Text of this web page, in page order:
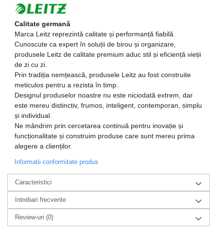
Audio
Boxe portabile
Tehnica si mobilier pentru birou
Laminatoare
Folii laminare
Accesorii mobilier
Ghilotine și Trimmere
Calculatoare de birou
Distrugatoare documente
Cosuri de gunoi pentru birou
Scaune, birouri si produse
ergonomice
accesorii
Calitate germană
Marca Leitz reprezintă calitate și performanță fiabilă.
Cunoscute ca expert în soluții de birou și organizare,
produsele Leitz de calitate premium aduc stil și eficiență vieții
de zi cu zi.
Prin tradiția nemțească, produsele Leitz au fost construite
meticulos pentru a rezista în timp.
Designul produselor noastre nu este niciodată extrem, dar
este mereu distinctiv, frumos, inteligent, contemporan, simplu
și individual.
Ne mândrim prin cercetarea continuă pentru inovație și
funcționalitate și construim produse care sunt mereu prima
alegere a clienților.
Informatii conformitate produs
Caracteristici
Intrebari frecvente
Review-uri (0)